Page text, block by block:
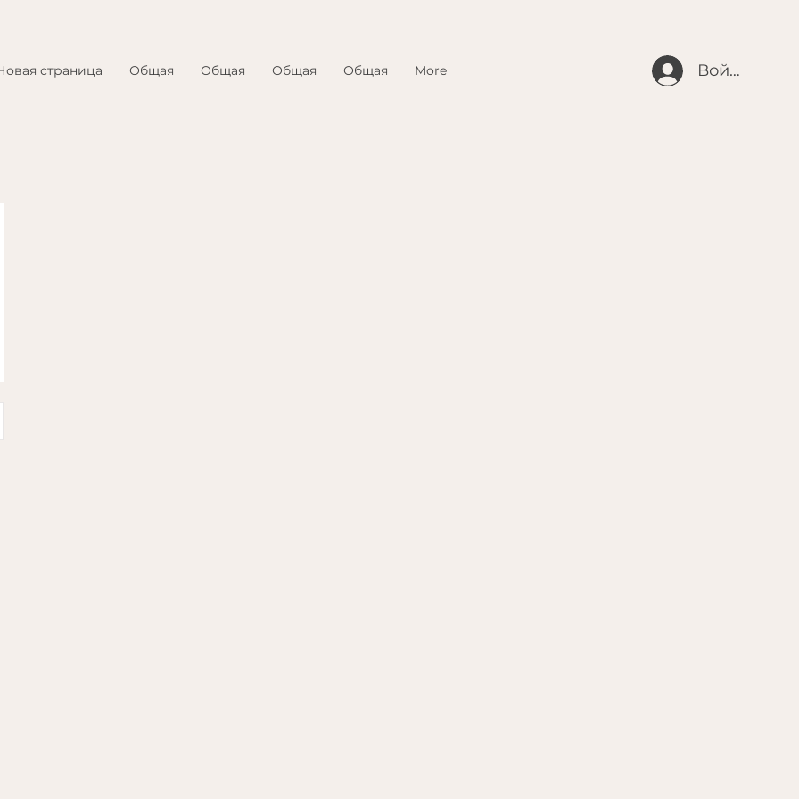
страница Общая Общая Общая Общая More Войти